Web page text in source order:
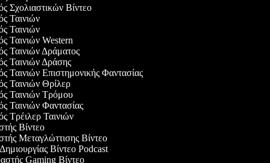
Σχολιαστικών Βίντεο
Ταινιών
Ταινιών
Ταινιών Western
Ταινιών Δράματος
Ταινιών Δράσης
Ταινιών Επιστημονικής Φαντασίας
Ταινιών Θρίλερ
Ταινιών Τρόμου
Ταινιών Φαντασίας
Τρέιλερ Ταινιών
Βίντεο
Μεταγλώττισης Βίντεο
Δημιουργίας Βίντεο Podcast
Gaming Βίντεο